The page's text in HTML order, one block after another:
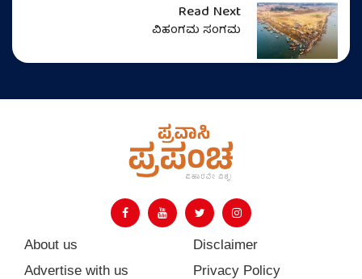
Read Next
ವಿಹಂಗಮ ಸಂಗಮ
About us
Advertise with us
Disclaimer
Privacy Policy